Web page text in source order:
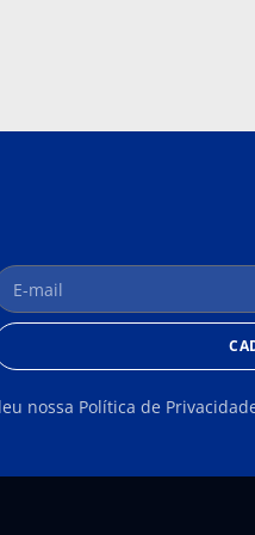
nossa Política de